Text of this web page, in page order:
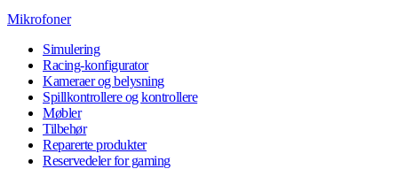
Mikrofoner
Simulering
Racing-konfigurator
Kameraer og belysning
Spillkontrollere og kontrollere
Møbler
Tilbehør
Reparerte produkter
Reservedeler for gaming